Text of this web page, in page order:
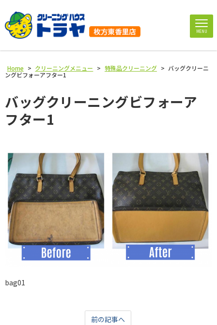
MENU
Home > クリーニングメニュー > 特殊品クリーニング > バッグクリーニ
ングビフォーアフター1
バッグクリーニングビフォーア
フター1
bag01
前の記事へ